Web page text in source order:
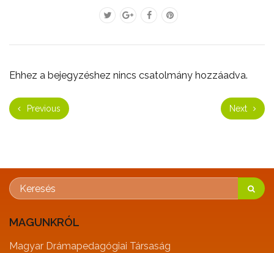
Ehhez a bejegyzéshez nincs csatolmány hozzáadva.
Previous Next
MAGUNKRÓL
Magyar Drámapedagógiai Társaság